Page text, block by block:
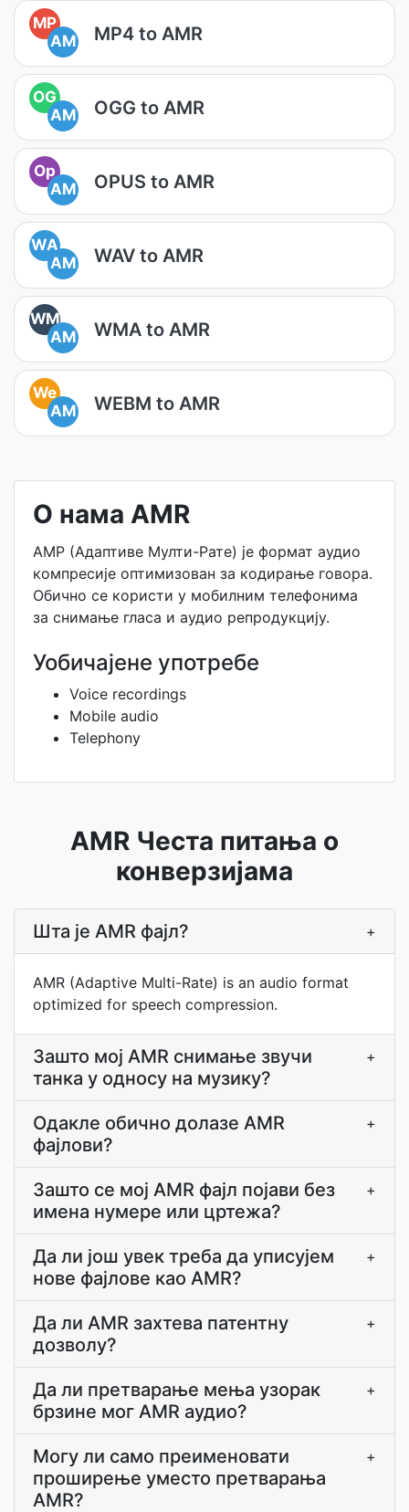
MP
AM
MP4 to AMR
OG
AM
OGG to AMR
Op
AM
OPUS to AMR
WA
AM
WAV to AMR
WM
AM
WMA to AMR
We
AM
WEBM to AMR
О нама AMR
АМР (Адаптиве Мулти-Рате) је формат аудио
компресије оптимизован за кодирање говора.
Обично се користи у мобилним телефонима
за снимање гласа и аудио репродукцију.
Уобичајене употребе
Voice recordings
Mobile audio
Telephony
AMR Честа питања о
конверзијама
Шта је AMR фајл? +
AMR (Adaptive Multi-Rate) is an audio format
optimized for speech compression.
Зашто мој AMR снимање звучи
танка у односу на музику?
+
Одакле обично долазе AMR
фајлови?
+
Зашто се мој AMR фајл појави без
имена нумере или цртежа?
+
Да ли још увек треба да уписујем
нове фајлове као AMR?
+
Да ли AMR захтева патентну
дозволу?
+
Да ли претварање мења узорак
брзине мог AMR аудио?
+
Могу ли само преименовати
проширење уместо претварања
AMR?
+